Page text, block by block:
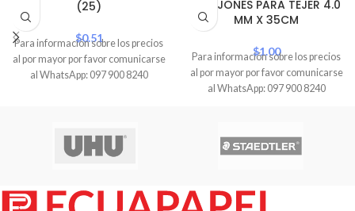
(25)
$0.51
Para información sobre los precios
al por mayor por favor comunicarse
al WhatsApp: 097 900 8240
AGUJONES PARA TEJER 4.0
MM X 35CM
$1.00
Para información sobre los precios
al por mayor por favor comunicarse
al WhatsApp: 097 900 8240